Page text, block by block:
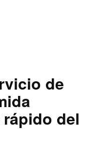
de
del